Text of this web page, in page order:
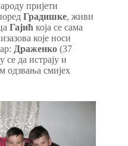
пријети
Градишке, живи
Гајић која се сама
које носи
Драженко (37
да истрају и
одзвања смијех